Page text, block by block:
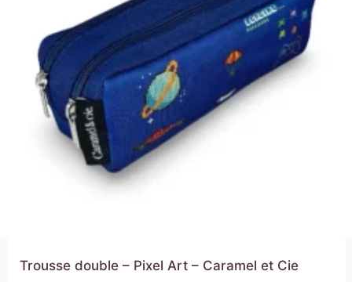
Trousse double – Pixel Art – Caramel et Cie